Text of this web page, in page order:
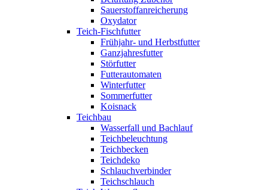
Sauerstoffanreicherung
Oxydator
Teich-Fischfutter
Frühjahr- und Herbstfutter
Ganzjahresfutter
Störfutter
Futterautomaten
Winterfutter
Sommerfutter
Koisnack
Teichbau
Wasserfall und Bachlauf
Teichbeleuchtung
Teichbecken
Teichdeko
Schlauchverbinder
Teichschlauch